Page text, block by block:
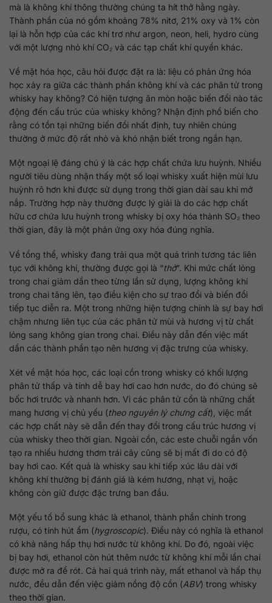
mà là không khí thông thường chúng ta hít thở hằng ngày.
Thành phần của nó gồm khoảng 78% nitơ, 21% oxy và 1% còn
lại là hỗn hợp của các khí trơ như argon, neon, heli, hydro cùng
với một lượng nhỏ khí CO₂ và các tạp chất khí quyển khác.
Về mặt hóa học, câu hỏi được đặt ra là: liệu có phản ứng hóa
học xảy ra giữa các thành phần không khí và các phân tử trong
whisky hay không? Có hiện tượng ăn mòn hoặc biến đổi nào tác
động đến cấu trúc của whisky không? Nhận định phổ biến cho
rằng có tồn tại những biến đổi nhất định, tuy nhiên chúng
thường ở mức độ rất nhỏ và khó nhận biết trong ngắn hạn.
Một ngoại lệ đáng chú ý là các hợp chất chứa lưu huỳnh. Nhiều
người tiêu dùng nhận thấy một số loại whisky xuất hiện mùi lưu
huỳnh rõ hơn khi được sử dụng trong thời gian dài sau khi mở
nắp. Trường hợp này thường được lý giải là do các hợp chất
hữu cơ chứa lưu huỳnh trong whisky bị oxy hóa thành SO₂ theo
thời gian, đây là một phản ứng oxy hóa đúng nghĩa.
Về tổng thể, whisky đang trải qua một quá trình tương tác liên
tục với không khí, thường được gọi là “thở”. Khi mức chất lỏng
trong chai giảm dần theo từng lần sử dụng, lượng không khí
trong chai tăng lên, tạo điều kiện cho sự trao đổi và biến đổi
tiếp tục diễn ra. Một trong những hiện tượng chính là sự bay hơi
chậm nhưng liên tục của các phân tử mùi và hương vị từ chất
lỏng sang không gian trong chai. Điều này dẫn đến việc mất
dần các thành phần tạo nên hương vị đặc trưng của whisky.
Xét về mặt hóa học, các loại cồn trong whisky có khối lượng
phân tử thấp và tính dễ bay hơi cao hơn nước, do đó chúng sẽ
bốc hơi trước và nhanh hơn. Vì các phân tử cồn là những chất
mang hương vị chủ yếu (theo nguyên lý chưng cất), việc mất
các hợp chất này sẽ dẫn đến thay đổi trong cấu trúc hương vị
của whisky theo thời gian. Ngoài cồn, các este chuỗi ngắn vốn
tạo ra nhiều hương thơm trái cây cũng sẽ bị mất đi do có độ
bay hơi cao. Kết quả là whisky sau khi tiếp xúc lâu dài với
không khí thường bị đánh giá là kém hương, nhạt vị, hoặc
không còn giữ được đặc trưng ban đầu.
Một yếu tố bổ sung khác là ethanol, thành phần chính trong
rượu, có tính hút ẩm (hygroscopic). Điều này có nghĩa là ethanol
có khả năng hấp thụ hơi nước từ không khí. Do đó, ngoài việc
bị bay hơi, ethanol còn hút thêm nước từ không khí mỗi lần chai
được mở ra để rót. Cả hai quá trình này, mất ethanol và hấp thụ
nước, đều dẫn đến việc giảm nồng độ cồn (ABV) trong whisky
theo thời gian.